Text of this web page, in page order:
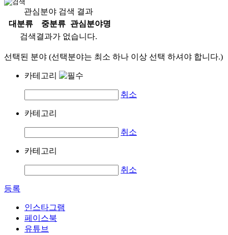
관심분야 검색 결과
대분류
중분류
관심분야명
검색결과가 없습니다.
선택된 분야 (선택분야는 최소 하나 이상 선택 하셔야 합니다.)
카테고리
취소
카테고리
취소
카테고리
취소
등록
인스타그램
페이스북
유튜브